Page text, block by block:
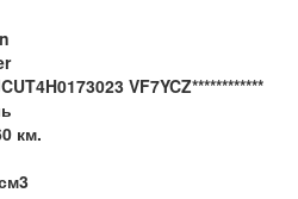
VF7YCZ************
км.